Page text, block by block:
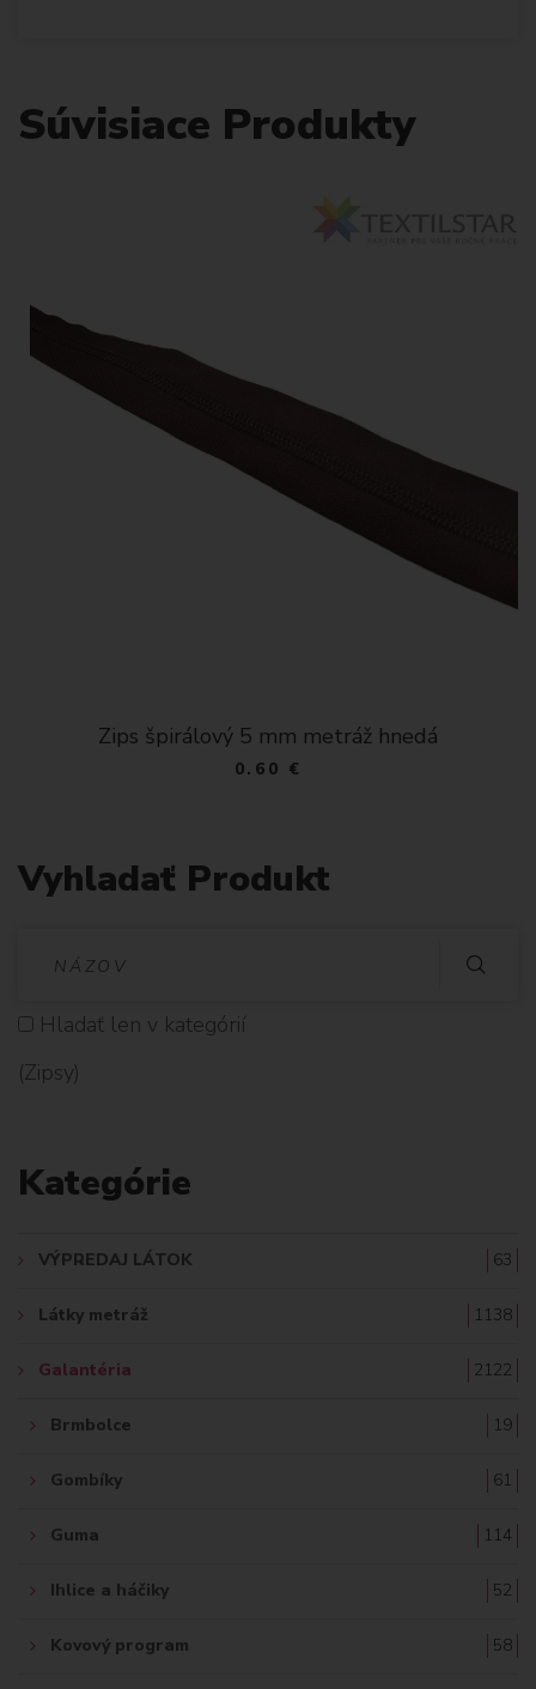
Súvisiace Produkty
Zips špirálový 5 mm metráž hnedá
0.60 €
Vyhladať Produkt
D
Hladať len v kategórií
(Zipsy)
Kategórie
VÝPREDAJ LÁTOK 63
Látky metráž 1138
Galantéria 2122
Brmbolce 19
Gombíky 61
Guma 114
Ihlice a háčiky 52
Kovový program 58